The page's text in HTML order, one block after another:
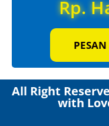
Rp.
All Right
with